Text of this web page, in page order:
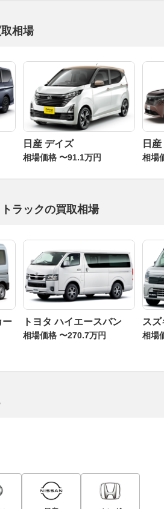
相場
日産 デイズ
相場価格 〜91.1万円
日
相場
ラックの買取相場
ー
トヨタ ハイエースバン
相場価格 〜270.7万円
ス
相場